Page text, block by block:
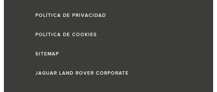
POLÍTICA DE PRIVACIDAD
POLÍTICA DE COOKIES
SITEMAP
JAGUAR LAND ROVER CORPORATE